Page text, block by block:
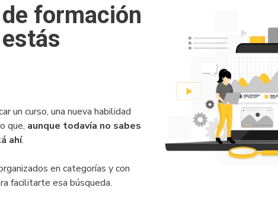
formación
un curso, una nueva habilidad
que, aunque todavía no sabes
ahí.
en categorías y con
facilitarte esa búsqueda.